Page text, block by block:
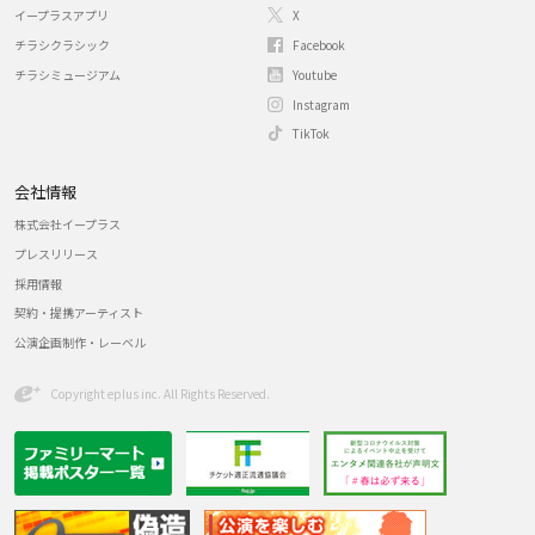
イープラスアプリ
チラシクラシック
チラシミュージアム
X
Facebook
Youtube
Instagram
TikTok
会社情報
株式会社イープラス
プレスリリース
採用情報
契約・提携アーティスト
公演企画制作・レーベル
Copyright eplus inc. All Rights Reserved.